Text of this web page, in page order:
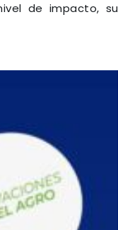
de impacto, su